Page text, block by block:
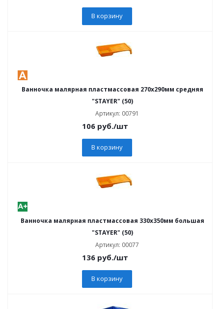
В корзину
Ванночка малярная пластмассовая 270x290мм средняя
"STAYER" (50)
Артикул: 00791
106 руб./шт
В корзину
Ванночка малярная пластмассовая 330x350мм большая
"STAYER" (50)
Артикул: 00077
136 руб./шт
В корзину